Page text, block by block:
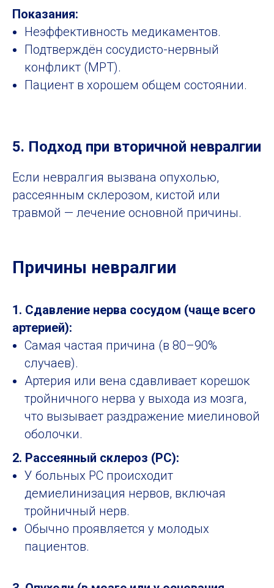
Показания:
Неэффективность медикаментов.
Подтверждён сосудисто-нервный
конфликт (МРТ).
Пациент в хорошем общем состоянии.
5. Подход при вторичной невралгии
Если невралгия вызвана опухолью,
рассеянным склерозом, кистой или
травмой — лечение основной причины.
Причины невралгии
1. Сдавление нерва сосудом (чаще всего
артерией):
Самая частая причина (в 80–90%
случаев).
Артерия или вена сдавливает корешок
тройничного нерва у выхода из мозга,
что вызывает раздражение миелиновой
оболочки.
2. Рассеянный склероз (РС):
У больных РС происходит
демиелинизация нервов, включая
тройничный нерв.
Обычно проявляется у молодых
пациентов.